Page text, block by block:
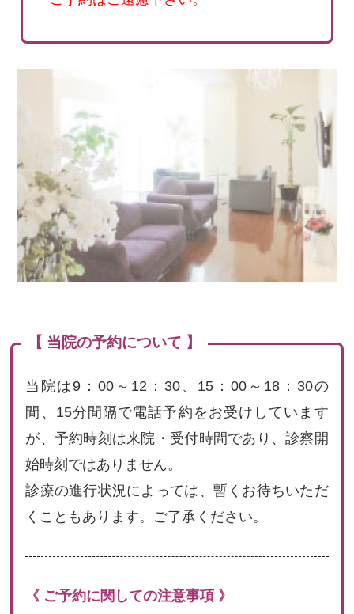
【 当院の予約について 】
当院は9：00～12：30、15：00～18：30の
間、15分間隔で電話予約をお受けしています
が、予約時刻は来院・受付時間であり、診察開
始時刻ではありません。
診療の進行状況によっては、暫くお待ちいただ
くこともあります。ご了承ください。
《 ご予約に関しての注意事項 》